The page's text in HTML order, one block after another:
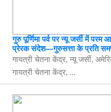
गुरु पूर्णिमा पर्व पर न्यू जर्सी में
प्रेरक संदेश—गुरुसत्ता के प्रति
गायत्री चेतना केंद्र, न्यू जर्सी,
गायत्री चेतना केंद्र, ...